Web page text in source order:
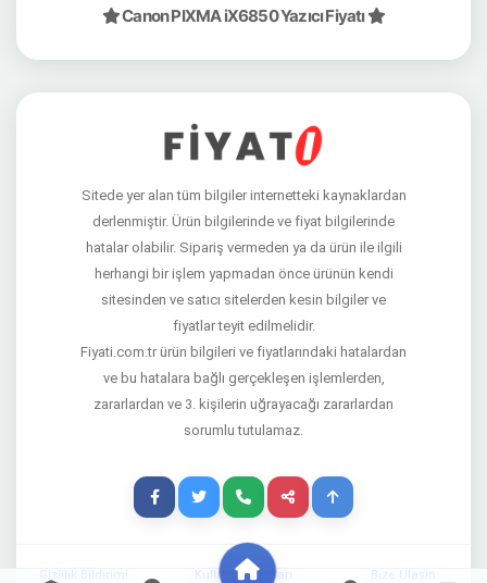
Canon PIXMA iX6850 Yazıcı Fiyatı
Sitede yer alan tüm bilgiler internetteki kaynaklardan
derlenmiştir. Ürün bilgilerinde ve fiyat bilgilerinde
hatalar olabilir. Sipariş vermeden ya da ürün ile ilgili
herhangi bir işlem yapmadan önce ürünün kendi
sitesinden ve satıcı sitelerden kesin bilgiler ve
fiyatlar teyit edilmelidir.
Fiyati.com.tr ürün bilgileri ve fiyatlarındaki hatalardan
ve bu hatalara bağlı gerçekleşen işlemlerden,
zararlardan ve 3. kişilerin uğrayacağı zararlardan
sorumlu tutulamaz.
Gizlilik Bildirimi Kullanım Şartları Bize Ulaşın